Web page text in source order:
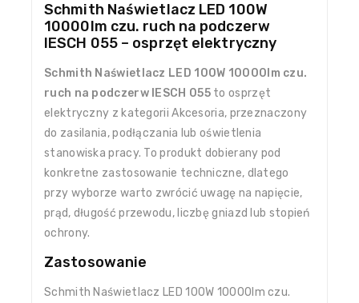
Schmith Naświetlacz LED 100W
10000lm czu. ruch na podczerw
IESCH 055 – osprzęt elektryczny
Schmith Naświetlacz LED 100W 10000lm czu.
ruch na podczerw IESCH 055to osprzęt
elektryczny z kategorii Akcesoria, przeznaczony
do zasilania, podłączania lub oświetlenia
stanowiska pracy. To produkt dobierany pod
konkretne zastosowanie techniczne, dlatego
przy wyborze warto zwrócić uwagę na napięcie,
prąd, długość przewodu, liczbę gniazd lub stopień
ochrony.
Zastosowanie
Schmith Naświetlacz LED 100W 10000lm czu.